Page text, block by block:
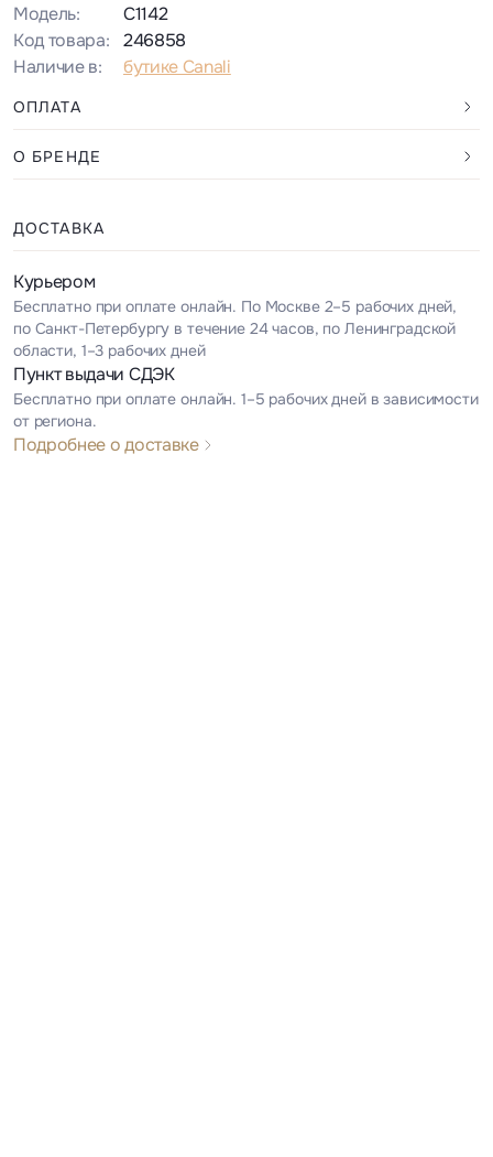
Модель:
C1142
Код товара:
246858
Наличие в:
бутике Canali
ОПЛАТА
О БРЕНДЕ
ДОСТАВКА
Курьером
Бесплатно при оплате онлайн. По Москве 2–5 рабочих дней,
по Санкт-Петербургу в течение 24 часов, по Ленинградской
области, 1–3 рабочих дней
Пункт выдачи СДЭК
Бесплатно при оплате онлайн. 1–5 рабочих дней в зависимости
от региона.
Подробнее о доставке